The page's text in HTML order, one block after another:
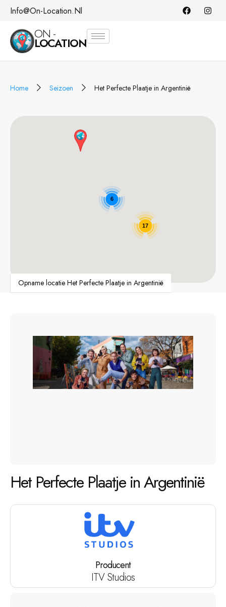
Info@on-Location.nl
ON -
LOCATION
Home Seizoen Het Perfecte Plaatje in Argentinië
17
6
Opname locatie Het Perfecte Plaatje in Argentinië
Het Perfecte Plaatje in Argentinië
Producent
ITV Studios